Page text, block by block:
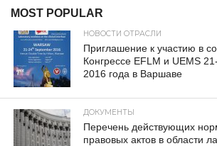
MOST POPULAR
НОВОСТИ ОТРАСЛИ
Приглашение к участию в
Конгрессе EFLM и UEMS
2016 года в Варшаве
ДОКУМЕНТЫ
Перечень действующих
правовых актов в области